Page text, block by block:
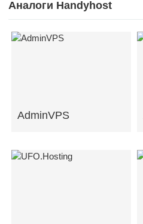
Аналоги Handyhost
AdminVPS